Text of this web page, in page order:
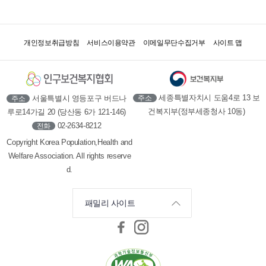
개인정보취급방침 서비스이용약관 이메일무단수집거부 사이트 맵
주소
서울특별시 영등포구 버드나
루로14가길 20 (당산동 6가 121-146)
전화 02-2634-8212
Copyright Korea Population,Health and
Welfare Association. All rights reserve
d.
주소
세종특별자치시 도움4로 13 보
건복지부(정부세종청사 10동)
패밀리 사이트